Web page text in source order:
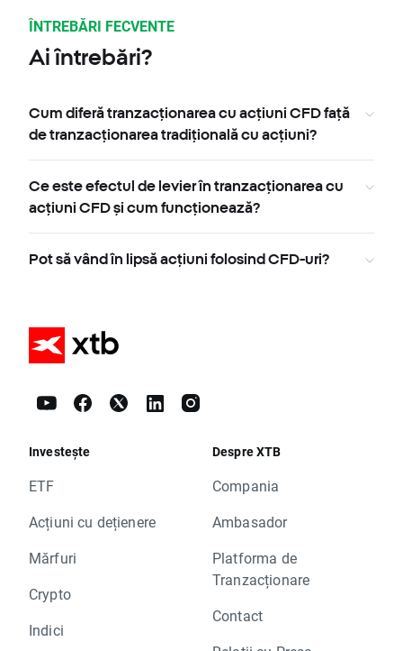
ÎNTREBĂRI FECVENTE
Ai întrebări?
Cum diferă tranzacționarea cu acțiuni CFD față
de tranzacționarea tradițională cu acțiuni?
Ce este efectul de levier în tranzacționarea cu
acțiuni CFD și cum funcționează?
Pot să vând în lipsă acțiuni folosind CFD-uri?
Investește
ETF
Acțiuni cu dețienere
Mărfuri
Crypto
Indici
Despre XTB
Compania
Ambasador
Platforma de
Tranzacționare
Contact